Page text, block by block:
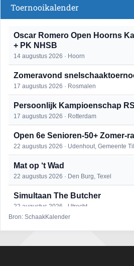
Toernooikalender
Oscar Romero Open Hoorns
+ PK NHSB
14 augustus 2026 · Hoorn
Zomeravond
17 augustus 2026 · Rosmalen
Persoonlijk Kampioenschap
17 augustus 2026 · Rotterdam
Open 6e Senioren-50+ Zomer-
22 augustus 2026 · Udenhout, Gemeente
Mat op ‘t Wad
22 augustus 2026 · Den Burg, Texel
Simultaan The Butcher
22 augustus 2026 · Utrecht
Bron: SchaakKalender